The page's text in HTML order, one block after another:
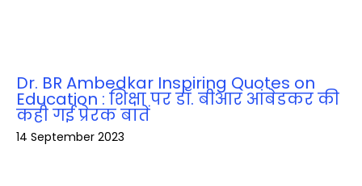
Dr. BR Ambedkar Inspiring Quotes on
Education : शिक्षा पर डॉ. बीआर आंबेडकर की
कही गई प्रेरक बातें
14 September 2023